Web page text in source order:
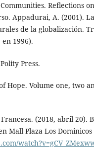
Reflections
Appadurai, A. (2001).
de la globalización.
1996).
Press.
Hope. Volume one, two
(2018, abril 20).
Mall Plaza Los